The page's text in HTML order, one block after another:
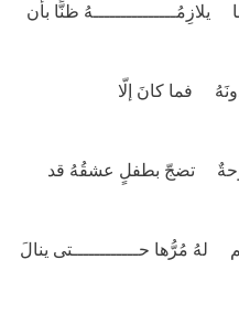
ظنًّا بأن
فما كانَ إلّا
تضجّ بطفلٍ عشقُهُ قد
لهُ مُرُّها حــــــــــــتى ينالَ